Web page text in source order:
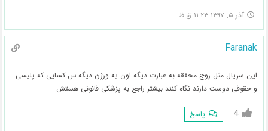
آذر ۵, ۱۳۹۷ ۱۱:۲۳ ق.ظ
Faranak
این سریال مثل زوج محققه به عبارت دیگه اون یه ورژن دیگه س کسایی که پلیسی
و حقوقی دوست دارند نگاه کنند بیشتر راجع به پزشکی قانونی هستش
4 پاسخ